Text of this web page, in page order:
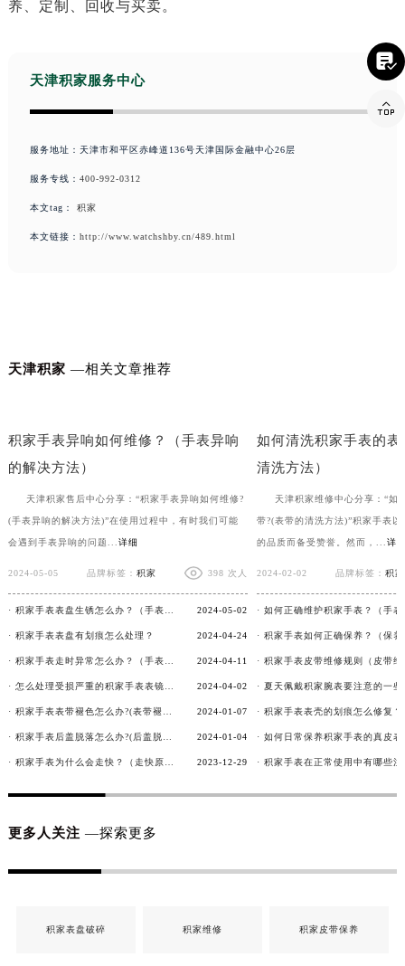
天津积家服务中心
服务地址：天津市和平区赤峰道136号天津国际金融中心26层
服务专线： 400-992-0312
本文tag： 积家
本文链接： http://www.watchshby.cn/489.html
天津积家 —相关文章推荐
积家手表异响如何维修？（手表异响
的解决方法）
天津积家售后中心分享：“积家手表异响如何维修?
(手表异响的解决方法)”在使用过程中，有时我们可能
会遇到手表异响的问题... 详细
2024-05-05 品牌标签： 积家 398 次人
2024-05-02
· 积家手表表盘有划痕怎么处理？ 2024-04-24
2024-04-11
2024-04-02
2024-01-07
2024-01-04
2023-12-29
如何清洗积家手表的
清洗方法）
天津积家维修中心分享：“如
带?(表带的清洗方法)”积家手表
的品质而备受赞誉。然而，... 详
2024-02-02 品牌标签： 积家
更多人关注 —探索更多
积家表盘破碎 积家维修 积家皮带保养

